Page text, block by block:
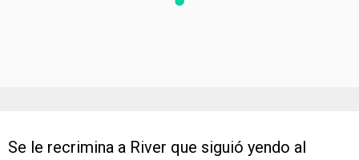
Se le recrimina a River que siguió yendo al